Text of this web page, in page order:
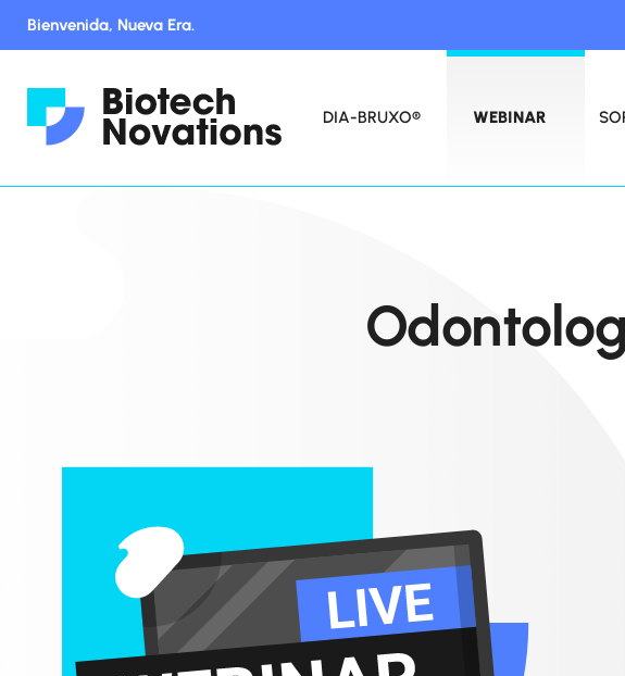
Bienvenida, Nueva Era.
DIA-BRUXO® WEBINAR